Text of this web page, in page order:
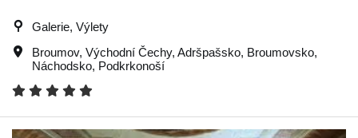
Galerie, Výlety
Broumov, Východní Čechy, Adršpašsko, Broumovsko,
Náchodsko, Podkrkonoší